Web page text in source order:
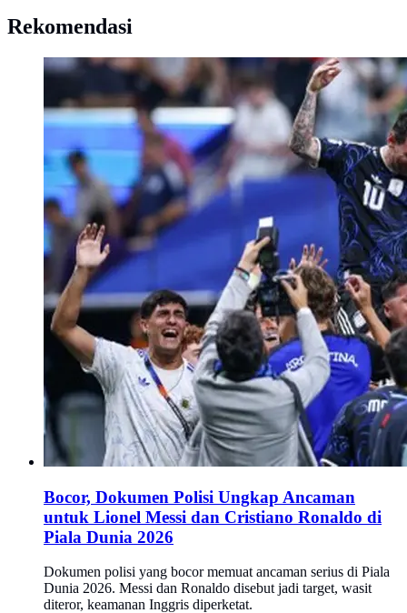
Rekomendasi
Bocor, Dokumen Polisi Ungkap Ancaman
untuk Lionel Messi dan Cristiano Ronaldo di
Piala Dunia 2026
Dokumen polisi yang bocor memuat ancaman serius di Piala
Dunia 2026. Messi dan Ronaldo disebut jadi target, wasit
diteror, keamanan Inggris diperketat.